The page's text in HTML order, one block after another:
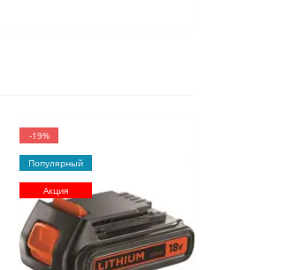
-19%
Популярный
Акция